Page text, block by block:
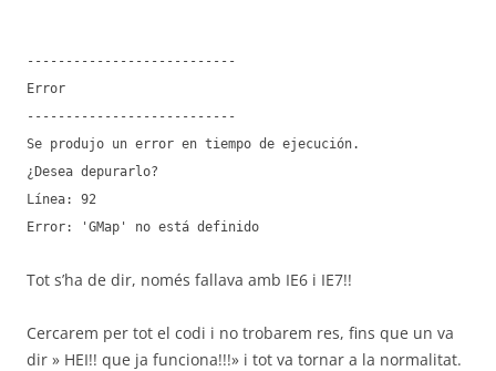
---------------------------
Error
---------------------------
Se produjo un error en tiempo de ejecución.
¿Desea depurarlo?
Línea: 92
Error: 'GMap' no está definido
Tot s’ha de dir, només fallava amb IE6 i IE7!!
Cercarem per tot el codi i no trobarem res, fins que un va
dir » HEI!! que ja funciona!!!» i tot va tornar a la normalitat.